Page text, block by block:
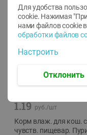
1.19 руб./шт
Корм влаж. для кош. с
чувств. пищевар.
Для удобства
cookie. Нажимая
нами файлов cookie
обработки файлов
Настроить
Отклонить